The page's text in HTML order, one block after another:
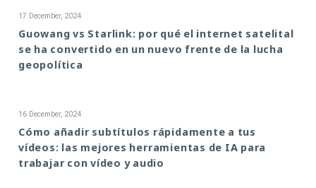
17 December, 2024
Guowang vs Starlink: por qué el internet satelital
se ha convertido en un nuevo frente de la lucha
geopolítica
16 December, 2024
Cómo añadir subtítulos rápidamente a tus
vídeos: las mejores herramientas de IA para
trabajar con vídeo y audio